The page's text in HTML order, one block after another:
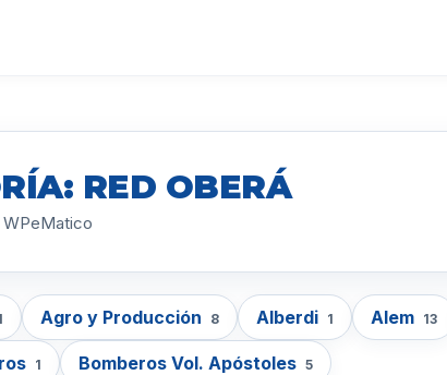
RED OBERÁ
Agro y Producción 8 Alberdi 1 Alem 13
1 Bomberos Vol. Apóstoles 5